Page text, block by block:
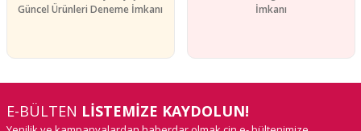
Güncel Ürünleri Deneme İmkanı
İmkanı
E-BÜLTEN LİSTEMİZE KAYDOLUN!